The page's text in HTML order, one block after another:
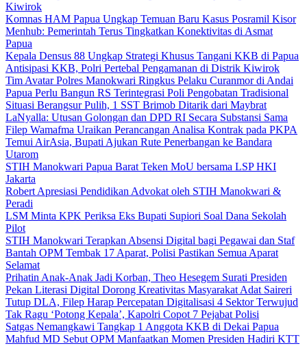
Kiwirok
Komnas HAM Papua Ungkap Temuan Baru Kasus Posramil Kisor
Menhub: Pemerintah Terus Tingkatkan Konektivitas di Asmat
Papua
Kepala Densus 88 Ungkap Strategi Khusus Tangani KKB di Papua
Antisipasi KKB, Polri Pertebal Pengamanan di Distrik Kiwirok
Tim Avatar Polres Manokwari Ringkus Pelaku Curanmor di Andai
Papua Perlu Bangun RS Terintegrasi Poli Pengobatan Tradisional
Situasi Berangsur Pulih, 1 SST Brimob Ditarik dari Maybrat
LaNyalla: Utusan Golongan dan DPD RI Secara Substansi Sama
Filep Wamafma Uraikan Perancangan Analisa Kontrak pada PKPA
Temui AirAsia, Bupati Ajukan Rute Penerbangan ke Bandara
Utarom
STIH Manokwari Papua Barat Teken MoU bersama LSP HKI
Jakarta
Robert Apresiasi Pendidikan Advokat oleh STIH Manokwari &
Peradi
LSM Minta KPK Periksa Eks Bupati Supiori Soal Dana Sekolah
Pilot
STIH Manokwari Terapkan Absensi Digital bagi Pegawai dan Staf
Bantah OPM Tembak 17 Aparat, Polisi Pastikan Semua Aparat
Selamat
Prihatin Anak-Anak Jadi Korban, Theo Hesegem Surati Presiden
Pekan Literasi Digital Dorong Kreativitas Masyarakat Adat Saireri
Tutup DLA, Filep Harap Percepatan Digitalisasi 4 Sektor Terwujud
Tak Ragu ‘Potong Kepala’, Kapolri Copot 7 Pejabat Polisi
Satgas Nemangkawi Tangkap 1 Anggota KKB di Dekai Papua
Mahfud MD Sebut OPM Manfaatkan Momen Presiden Hadiri KTT